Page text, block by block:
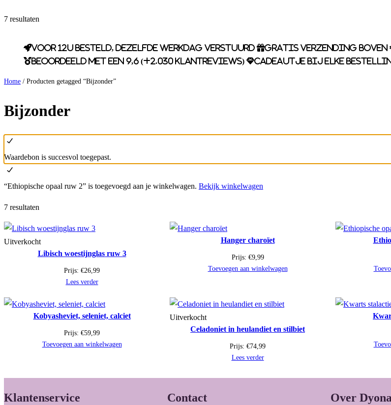
7 resultaten
Voor 12u besteld, dezelfde werkdag verstuurd
Gratis verzending boven
Beoordeeld met een 9,6 (+2.030 klantreviews)
Cadeautje bij elke
Home / Producten getagged “Bijzonder”
Bijzonder
Waardebon is succesvol toegepast.
“Ethiopische opaal ruw 2” is toegevoegd aan je winkelwagen. Bekijk winkelwagen
7 resultaten
Uitverkocht
Libisch woestijnglas ruw 3
Prijs: €26,99
Lees verder
Hanger charoïet
Prijs: €9,99
Toevoegen aan winkelwagen
Kobyasheviet, seleniet, calciet
Prijs: €59,99
Toevoegen aan winkelwagen
Uitverkocht
Celadoniet in heulandiet en stilbiet
Prijs: €74,99
Lees verder
Klantenservice Contact Over Dyona